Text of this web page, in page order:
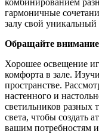
комбинированием
гармоничные
залу свой уникальный
Обращайте
Хорошее освещение
комфорта в зале.
пространстве.
настенного и
светильников разных
света, чтобы создать
вашим потребностям